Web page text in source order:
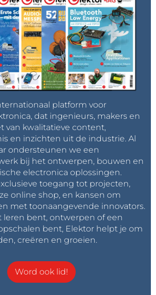
platform voor
dat ingenieurs, makers en
van kwalitatieve content,
en inzichten uit de industrie. Al
ondersteunen we een
bij het ontwerpen, bouwen en
electronica oplossingen.
toegang tot projecten,
online shop, en kansen om
met toonaangevende innovators.
leren bent, ontwerpen of een
bent, Elektor helpt je om
creëren en groeien.
Word ook lid!